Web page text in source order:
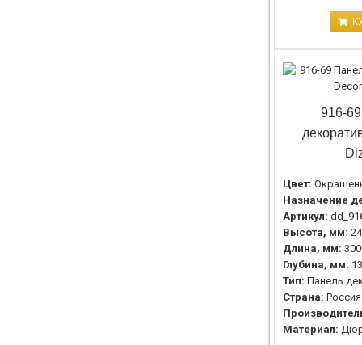
916-
Цвет:
Назначение
Артикул:
Высота, мм:
Длина, мм:
Глубина, мм: 13
Тип: Панель
Страна: Россия
Материал: